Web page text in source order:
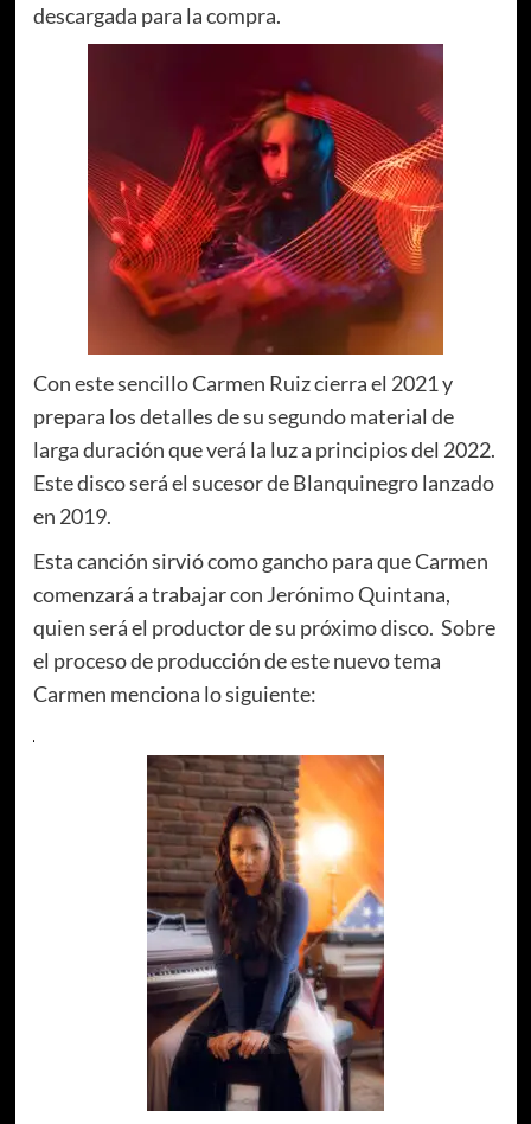
descargada para la compra.
Con este sencillo Carmen Ruiz cierra el 2021 y
prepara los detalles de su segundo material de
larga duración que verá la luz a principios del 2022.
Este disco será el sucesor de Blanquinegro lanzado
en 2019.
Esta canción sirvió como gancho para que Carmen
comenzará a trabajar con Jerónimo Quintana,
quien será el productor de su próximo disco. Sobre
el proceso de producción de este nuevo tema
Carmen menciona lo siguiente: